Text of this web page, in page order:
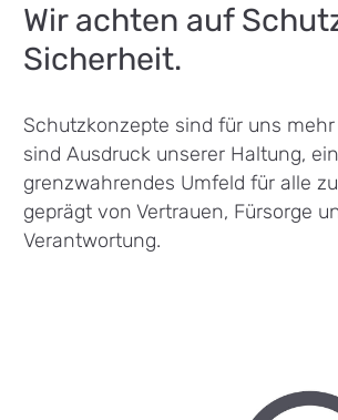
Wir achten auf
Sicherheit.
Schutzkonzepte sind für uns
sind Ausdruck unserer Haltung,
grenzwahrendes Umfeld für alle
geprägt von Vertrauen, Fürsorge
Verantwortung.